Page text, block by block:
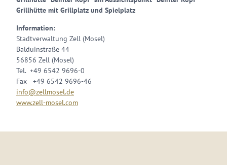
Grillhütte mit Grillplatz und Spielplatz
Information:
Stadtverwaltung Zell (Mosel)
Balduinstraße 44
56856 Zell (Mosel)
Tel. +49 6542 9696-0
Fax +49 6542 9696-46
info@zellmosel.de
www.zell-mosel.com